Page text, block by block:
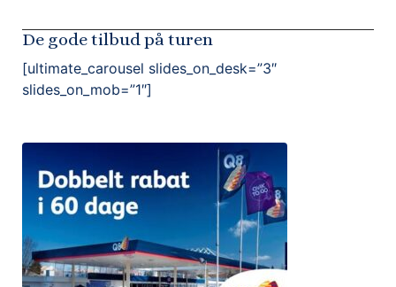
De gode tilbud på turen
[ultimate_carousel slides_on_desk=”3″
slides_on_mob=”1″]